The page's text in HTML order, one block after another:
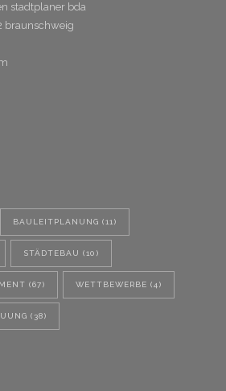
stadtplaner bda
braunschweig
BAULEITPLANUNG (11)
STÄDTEBAU (10)
(67) WETTBEWERBE (4)
(38)